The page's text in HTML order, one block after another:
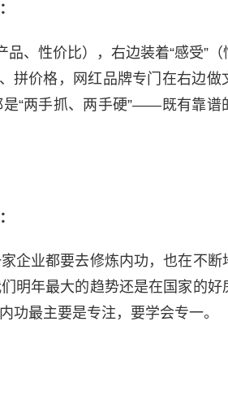
品、性价比），右边装着“感受”
拼价格，网红品牌专门在右边做
“两手抓、两手硬”——既有靠谱
企业都要去修炼内功，也在不断
明年最大的趋势还是在国家的好
功最主要是专注，要学会专一。